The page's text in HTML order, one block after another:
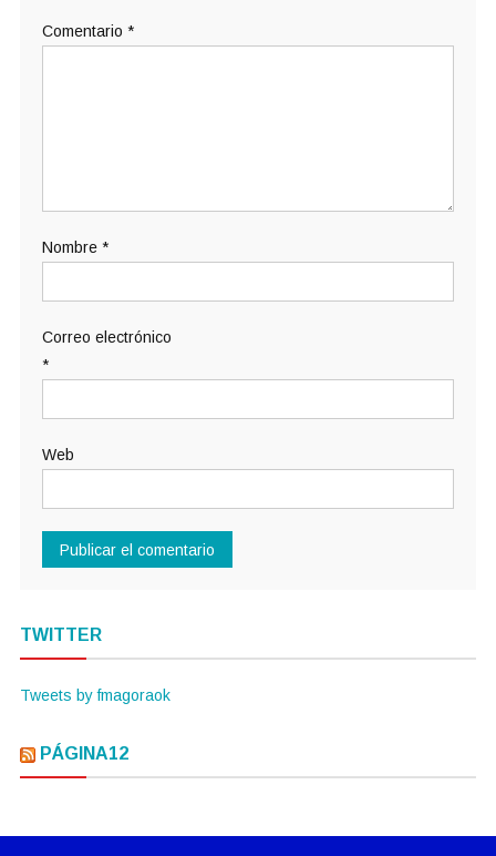
Comentario *
Nombre *
Correo electrónico
*
Web
TWITTER
Tweets by fmagoraok
PÁGINA12